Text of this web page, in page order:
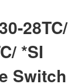
28TC/
*SI
Switch